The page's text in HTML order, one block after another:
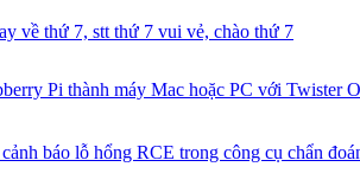
về thứ 7, stt thứ 7 vui vẻ, chào thứ 7
Pi thành máy Mac hoặc PC với Twister
báo lỗ hổng RCE trong công cụ chẩn